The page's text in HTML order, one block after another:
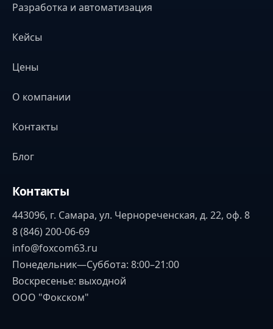
Разработка и автоматизация
Кейсы
Цены
О компании
Контакты
Блог
Контакты
443096, г. Самара, ул. Чернореченская, д. 22, оф. 8
8 (846) 200-06-69
info@foxcom63.ru
Понедельник—Суббота: 8:00–21:00
Воскресенье: выходной
ООО "Фокском"